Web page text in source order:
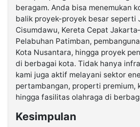
beragam. Anda bisa menemukan
balik proyek-proyek besar seperti
Cisumdawu, Kereta Cepat
Pelabuhan Patimban,
Kota Nusantara, hingga proyek
di berbagai kota. Tidak hanya
kami juga aktif melayani sektor
pertambangan, properti premium,
hingga fasilitas olahraga di
Kesimpulan